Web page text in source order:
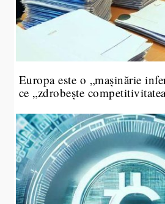
Europa este o „mașinărie
ce „zdrobește